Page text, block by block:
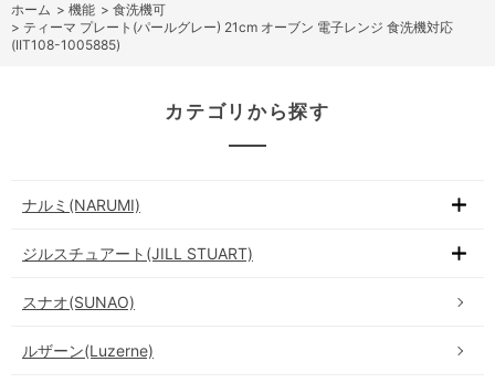
ホーム > 機能 > 食洗機可
> ティーマ プレート(パールグレー) 21cm オーブン 電子レンジ 食洗機対応
(IIT108-1005885)
カテゴリから探す
ナルミ(NARUMI)
ジルスチュアート(JILL STUART)
スナオ(SUNAO)
ルザーン(Luzerne)